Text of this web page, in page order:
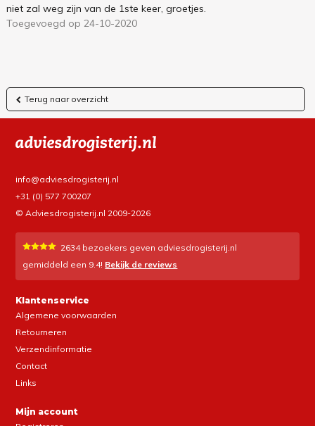
niet zal weg zijn van de 1ste keer, groetjes.
Toegevoegd op 24-10-2020
Terug naar overzicht
info@adviesdrogisterij.nl
+31 (0) 577 700207
© Adviesdrogisterij.nl 2009-2026
2634bezoekers geven adviesdrogisterij.nl
gemiddeld een 9.4! Bekijk de reviews
Klantenservice
Algemene voorwaarden
Retourneren
Verzendinformatie
Contact
Links
Mijn account